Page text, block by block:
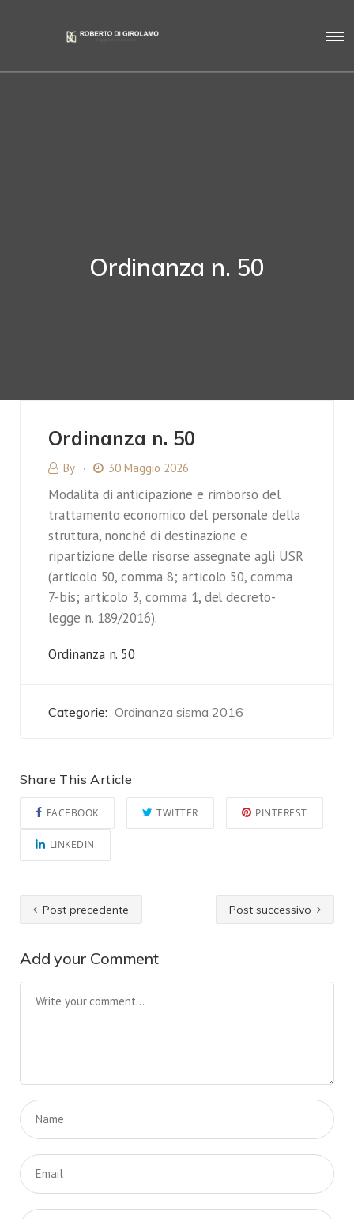
Ordinanza n. 50
Ordinanza n. 50
By 30 Maggio 2026
Modalità di anticipazione e rimborso del
trattamento economico del personale della
struttura, nonché di destinazione e
ripartizione delle risorse assegnate agli USR
(articolo 50, comma 8; articolo 50, comma
7-bis; articolo 3, comma 1, del decreto-
legge n. 189/2016).
Ordinanza n. 50
Categorie: Ordinanza sisma 2016
Share This Article
FACEBOOK TWITTER PINTEREST
LINKEDIN
Post precedente Post successivo
Add your Comment